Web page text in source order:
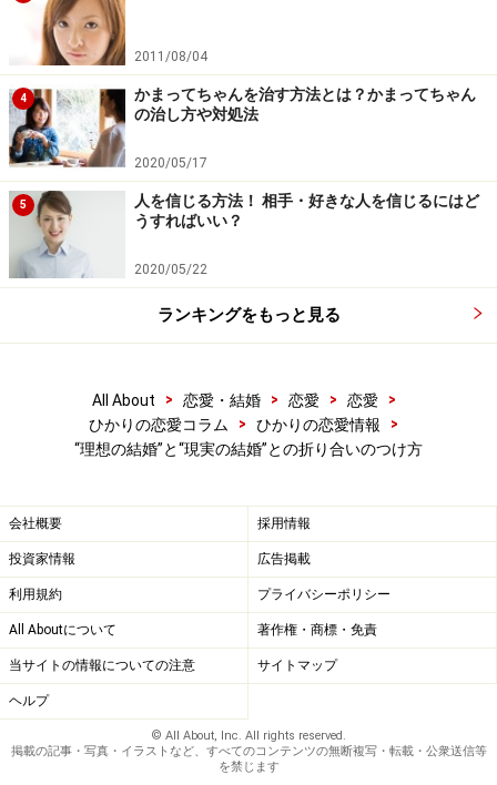
2011/08/04
4
かまってちゃんを治す方法とは？かまってちゃん
の治し方や対処法
2020/05/17
5
人を信じる方法！ 相手・好きな人を信じるにはど
うすればいい？
2020/05/22
ランキングをもっと見る
All About > 恋愛・結婚 > 恋愛 > 恋愛
>
ひかりの恋愛コラム
> ひかりの恋愛情報
>
“理想の結婚”と“現実の結婚”との折り合いのつけ方
会社概要 採用情報
投資家情報 広告掲載
利用規約 プライバシーポリシー
All Aboutについて 著作権・商標・免責
当サイトの情報についての注意 サイトマップ
ヘルプ
© All About, Inc. All rights reserved.
掲載の記事・写真・イラストなど、すべてのコンテンツの無断複写・転載・公衆送信等
を禁じます